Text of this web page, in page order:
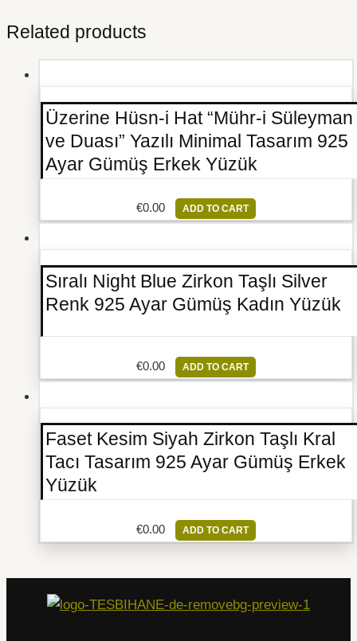
Related products
Üzerine Hüsn-i Hat “Mühr-i Süleyman
ve Duası” Yazılı Minimal Tasarım 925
Ayar Gümüş Erkek Yüzük
€0.00 ADD TO CART
Sıralı Night Blue Zirkon Taşlı Silver
Renk 925 Ayar Gümüş Kadın Yüzük
€0.00 ADD TO CART
Faset Kesim Siyah Zirkon Taşlı Kral
Tacı Tasarım 925 Ayar Gümüş Erkek
Yüzük
€0.00 ADD TO CART